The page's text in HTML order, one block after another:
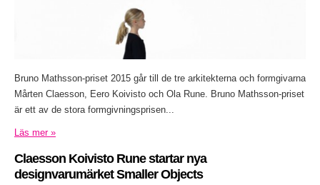
Bruno Mathsson-priset 2015 går till de tre arkitekterna och formgivarna
Mårten Claesson, Eero Koivisto och Ola Rune. Bruno Mathsson-priset
är ett av de stora formgivningsprisen...
Läs mer »
Claesson Koivisto Rune startar nya
designvarumärket Smaller Objects